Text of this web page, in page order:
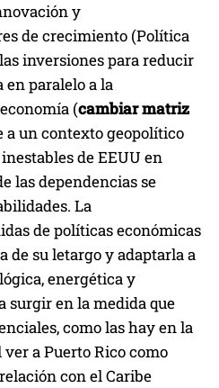
y
de crecimiento (Política
inversiones para reducir
en paralelo a la
(cambiar matriz
a un contexto geopolítico
de EEUU en
las dependencias se
La
de políticas económicas
de su letargo y adaptarla a
energética y
surgir en la medida que
como las hay en la
ver a Puerto Rico como
con el Caribe